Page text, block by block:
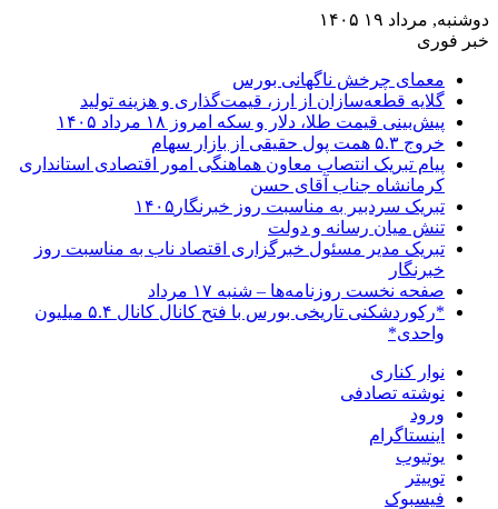
دوشنبه, مرداد ۱۹ ۱۴۰۵
خبر فوری
معمای چرخش ناگهانی بورس
گلایه قطعه‌سازان از ارز، قیمت‌گذاری و هزینه تولید
پیش‌بینی قیمت طلا، دلار و سکه امروز ۱۸ مرداد ۱۴۰۵
خروج ۵.۳ همت پول حقیقی از بازار سهام
پیام تبریک انتصاب معاون هماهنگی امور اقتصادی استانداری
کرمانشاه جناب آقای حسن
تبریک سردبیر به مناسبت روز خبرنگار۱۴۰۵
تنش میان رسانه و دولت
تبریک مدیر مسئول خبرگزاری اقتصاد ناب به مناسبت روز
خبرنگار
صفحه نخست روزنامه‌ها – شنبه ۱۷ مرداد
*رکوردشکنی تاریخی بورس با فتح کانال کانال ۵.۴ میلیون
واحدی*
نوار کناری
نوشته تصادفی
ورود
اینستاگرام
یوتیوب
توییتر
فیسبوک